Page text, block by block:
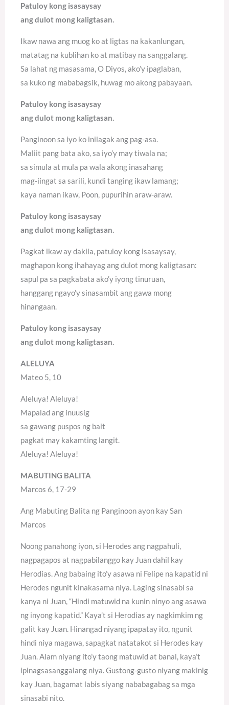
Patuloy kong isasaysay
ang dulot mong kaligtasan.
Ikaw nawa ang muog ko at ligtas na kakanlungan,
matatag na kublihan ko at matibay na sanggalang.
Sa lahat ng masasama, O Diyos, ako’y ipaglaban,
sa kuko ng mababagsik, huwag mo akong pabayaan.
Patuloy kong isasaysay
ang dulot mong kaligtasan.
Panginoon sa iyo ko inilagak ang pag-asa.
Maliit pang bata ako, sa iyo’y may tiwala na;
sa simula at mula pa wala akong inasahang
mag-iingat sa sarili, kundi tanging ikaw lamang;
kaya naman ikaw, Poon, pupurihin araw-araw.
Patuloy kong isasaysay
ang dulot mong kaligtasan.
Pagkat ikaw ay dakila, patuloy kong isasaysay,
maghapon kong ihahayag ang dulot mong kaligtasan:
sapul pa sa pagkabata ako’y iyong tinuruan,
hanggang ngayo’y sinasambit ang gawa mong
hinangaan.
Patuloy kong isasaysay
ang dulot mong kaligtasan.
ALELUYA
Mateo 5, 10
Aleluya! Aleluya!
Mapalad ang inuusig
sa gawang puspos ng bait
pagkat may kakamting langit.
Aleluya! Aleluya!
MABUTING BALITA
Marcos 6, 17-29
Ang Mabuting Balita ng Panginoon ayon kay San
Marcos
Noong panahong iyon, si Herodes ang nagpahuli,
nagpagapos at nagpabilanggo kay Juan dahil kay
Herodias. Ang babaing ito’y asawa ni Felipe na kapatid ni
Herodes ngunit kinakasama niya. Laging sinasabi sa
kanya ni Juan, “Hindi matuwid na kunin ninyo ang asawa
ng inyong kapatid.” Kaya’t si Herodias ay nagkimkim ng
galit kay Juan. Hinangad niyang ipapatay ito, ngunit
hindi niya magawa, sapagkat natatakot si Herodes kay
Juan. Alam niyang ito’y taong matuwid at banal, kaya’t
ipinagsasanggalang niya. Gustong-gusto niyang makinig
kay Juan, bagamat labis siyang nababagabag sa mga
sinasabi nito.